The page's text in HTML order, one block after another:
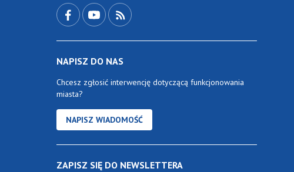
NAPISZ DO NAS
Chcesz zgłosić interwencję dotyczącą funkcjonowania
miasta?
NAPISZ WIADOMOŚĆ
ZAPISZ SIĘ DO NEWSLETTERA